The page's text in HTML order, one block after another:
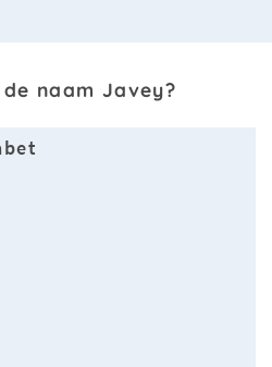
naam Javey?